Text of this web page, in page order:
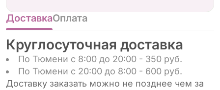
ДоставкаОплата
Круглосуточная доставка
По Тюмени с 8:00 до 20:00 - 350 руб.
По Тюмени с 20:00 до 8:00 - 600 руб.
Доставку заказать можно не позднее чем за